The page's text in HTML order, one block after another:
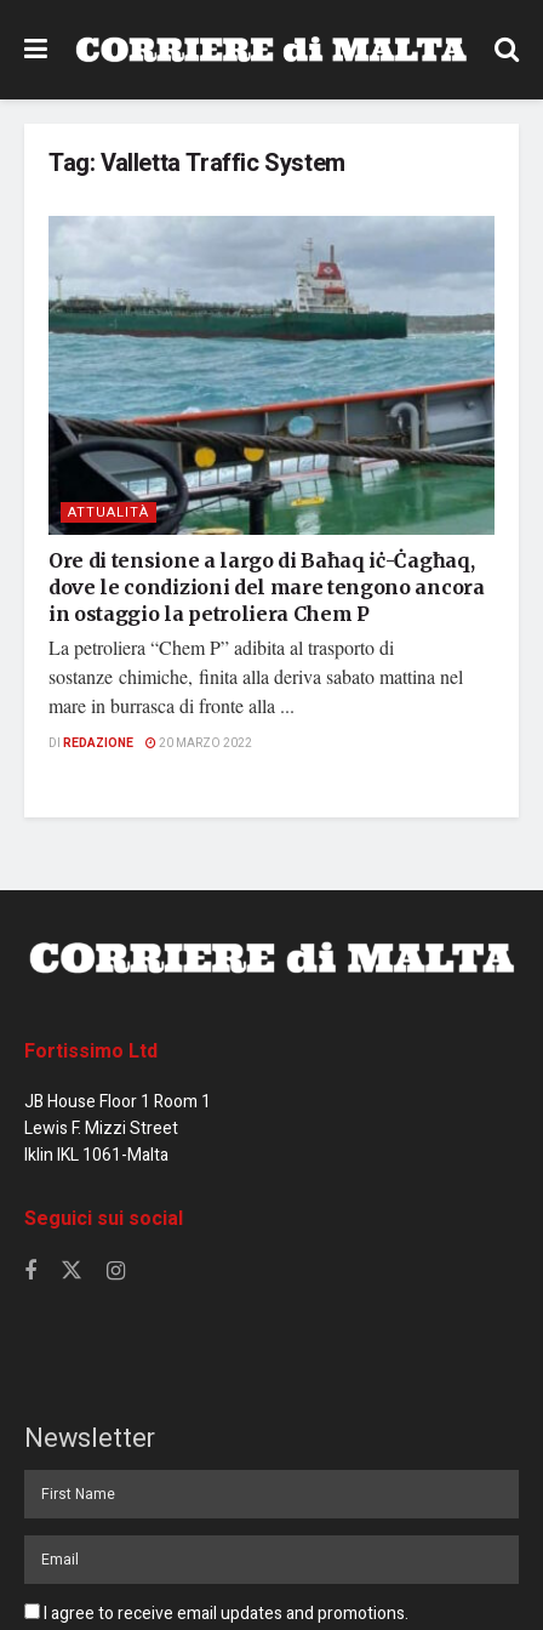
Tag:Valletta Traffic System
ATTUALITÀ
Ore di tensione a largo di Baħaq iċ-Ċagħaq,
dove le condizioni del mare tengono ancora
in ostaggio la petroliera Chem P
La petroliera “Chem P” adibita al trasporto di
sostanze chimiche, finita alla deriva sabato mattina nel
mare in burrasca di fronte alla ...
DI REDAZIONE 20 MARZO 2022
Fortissimo Ltd
JB House Floor 1 Room 1
Lewis F. Mizzi Street
Iklin IKL 1061-Malta
Seguici sui social
Newsletter
I agree to receive email updates and promotions.